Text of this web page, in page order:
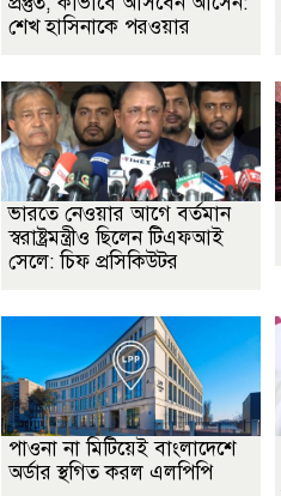
শেখ হাসিনাকে পরওয়ার
ভারতে নেওয়ার আগে বর্তমান
স্বরাষ্ট্রমন্ত্রীও ছিলেন টিএফআই
সেলে: চিফ প্রসিকিউটর
পাওনা না মিটিয়েই বাংলাদেশে
অর্ডার স্থগিত করল এলপিপি